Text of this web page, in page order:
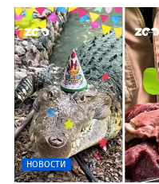
НОВОСТИ